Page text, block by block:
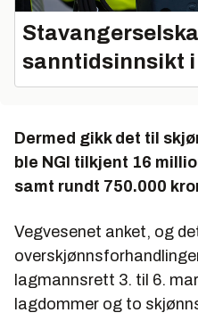
sanntidsinnsikt
Dermed gikk det til
ble NGI tilkjent 16
samt rundt 750.000
Vegvesenet anket, og
lagmannsrett 3. til 6.
lagdommer og to